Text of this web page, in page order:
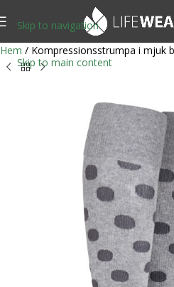
Skip to navigation
Skip to main content
Hem / Kompressionsstrumpa i mjuk